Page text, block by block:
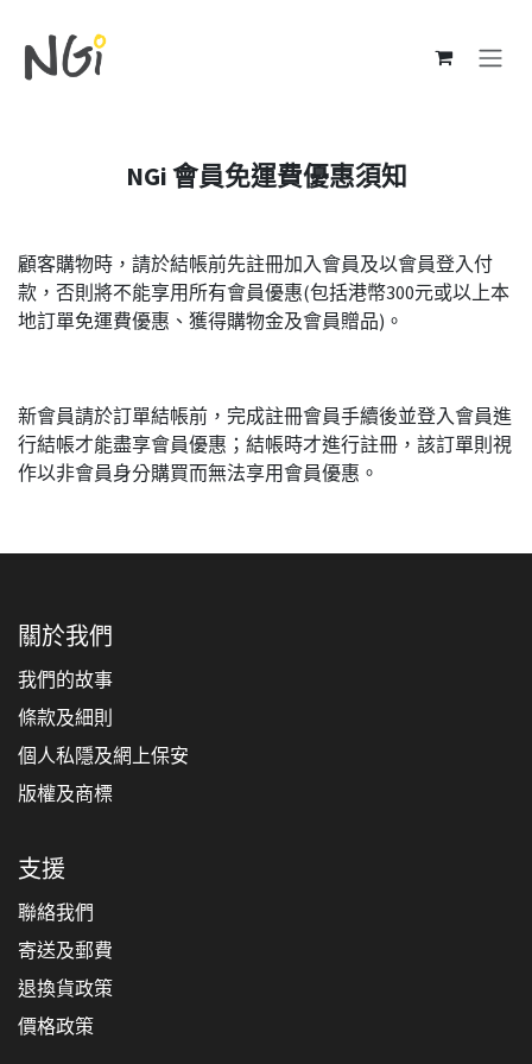
NGi 會員免運費優惠須知
顧客購物時，請於結帳前先註冊加入會員及以會員登入付
款，否則將不能享用所有會員優惠(包括港幣300元或以上本
地訂單免運費優惠、獲得購物金及會員贈品)。
新會員請於訂單結帳前，完成註冊會員手續後並登入會員進
行結帳才能盡享會員優惠；結帳時才進行註冊，該訂單則視
作以非會員身分購買而無法享用會員優惠。
關於我們
我們的故事
條款及細則
個人私隱及網上保安
版權及商標
支援
聯絡我們
寄送及郵費
退換貨政策
價格政策